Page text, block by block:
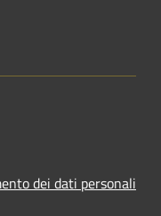
dei dati personali